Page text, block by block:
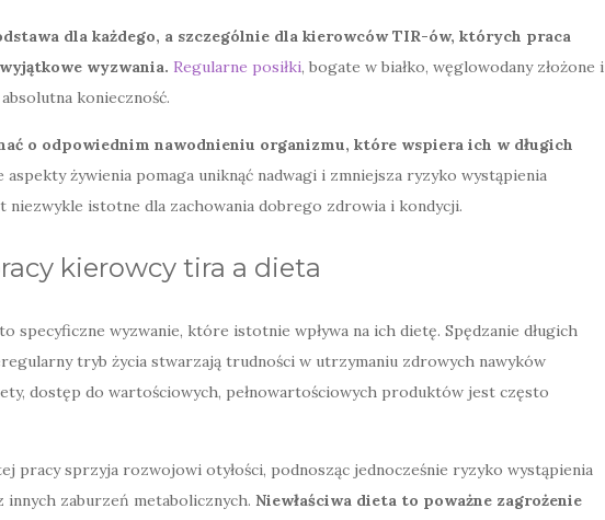
dla każdego, a szczególnie dla kierowców TIR-ów, których praca
wyzwania. Regularne posiłki, bogate w białko, węglowodany złożone i
konieczność.
o odpowiednim nawodnieniu organizmu, które wspiera ich w długich
aspekty żywienia pomaga uniknąć nadwagi i zmniejsza ryzyko wystąpienia
niezwykle istotne dla zachowania dobrego zdrowia i kondycji.
kierowcy tira a dieta
specyficzne wyzwanie, które istotnie wpływa na ich dietę. Spędzanie długich
tryb życia stwarzają trudności w utrzymaniu zdrowych nawyków
dostęp do wartościowych, pełnowartościowych produktów jest często
pracy sprzyja rozwojowi otyłości, podnosząc jednocześnie ryzyko wystąpienia
innych zaburzeń metabolicznych. Niewłaściwa dieta to poważne zagrożenie